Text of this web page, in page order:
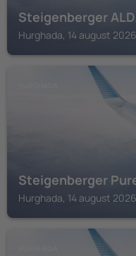
Steigenberger
Hurghada, 14 august
Steigenberger
Hurghada, 14 august